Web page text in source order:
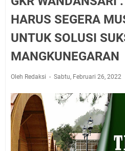
HARUS SEGERA
UNTUK SOLUSI
MANGKUNEGARAN
Oleh Redaksi Sabtu, Februari 26, 2022